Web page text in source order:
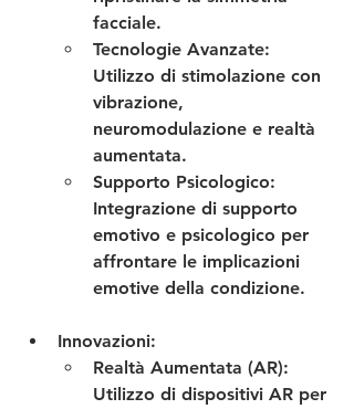
facciale.
Tecnologie Avanzate:
Utilizzo di stimolazione con
vibrazione,
neuromodulazione e realtà
aumentata.
Supporto Psicologico:
Integrazione di supporto
emotivo e psicologico per
affrontare le implicazioni
emotive della condizione.
Innovazioni:
Realtà Aumentata (AR):
Utilizzo di dispositivi AR per